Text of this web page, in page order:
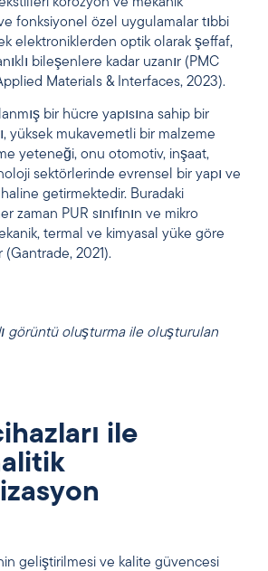
fonksiyonel özel uygulamalar tıbbi
elektroniklerden optik olarak şeffaf,
bileşenlere kadar uzanır (PMC
Materials & Interfaces, 2023).
bir hücre yapısına sahip bir
yüksek mukavemetli bir malzeme
yeteneği, onu otomotiv, inşaat,
sektörlerinde evrensel bir yapı ve
getirmektedir. Buradaki
zaman PUR sınıfının ve mikro
termal ve kimyasal yüke göre
2021).
görüntü oluşturma ile oluşturulan
ile
geliştirilmesi ve kalite güvencesi